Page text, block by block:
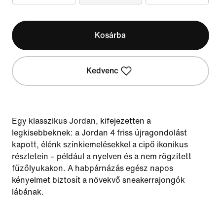
Kosárba
Kedvenc
Egy klasszikus Jordan, kifejezetten a
legkisebbeknek: a Jordan 4 friss újragondolást
kapott, élénk színkiemelésekkel a cipő ikonikus
részletein – például a nyelven és a nem rögzített
fűzőlyukakon. A habpárnázás egész napos
kényelmet biztosít a növekvő sneakerrajongók
lábának.